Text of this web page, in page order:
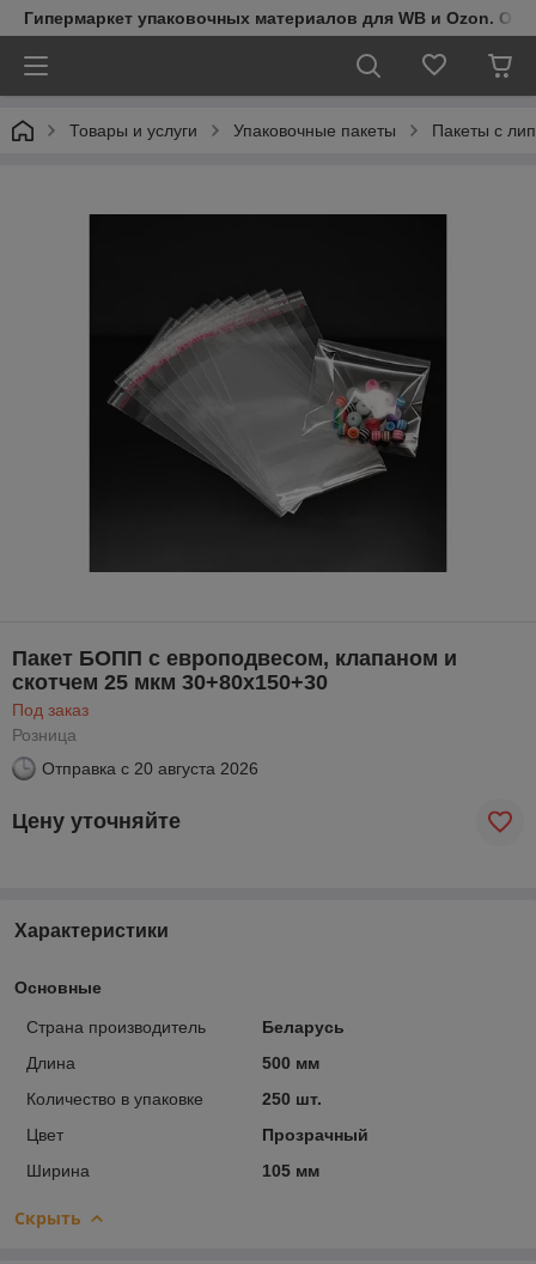
Гипермаркет упаковочных материалов для WB и Ozon.
Товары и услуги Упаковочные пакеты Пакеты с
Пакет БОПП с европодвесом, клапаном и
скотчем 25 мкм 30+80х150+30
Под заказ
Розница
Отправка с 20 августа 2026
Цену уточняйте
Характеристики
Основные
Страна производитель
Беларусь
Длина
500 мм
Количество в упаковке
250 шт.
Цвет
Прозрачный
Ширина
105 мм
Скрыть